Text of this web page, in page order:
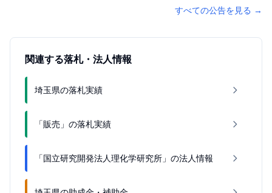
すべての公告を見る →
関連する落札・法人情報
埼玉県の落札実績
「販売」の落札実績
「国立研究開発法人理化学研究所」の法人情報